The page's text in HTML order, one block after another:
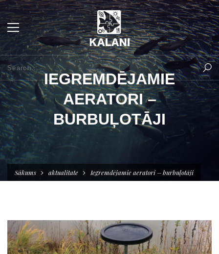
IEGREMDĒJAMIE
AERATORI –
BURBUĻOTĀJI
Sākums aktualitate Iegremdējamie aeratori – burbuļotāji